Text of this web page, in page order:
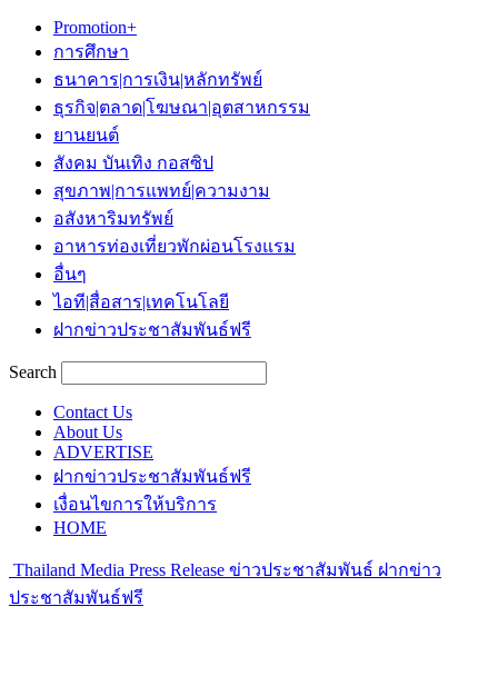
Promotion+
การศึกษา
ธนาคาร|การเงิน|หลักทรัพย์
ธุรกิจ|ตลาด|โฆษณา|อุตสาหกรรม
ยานยนต์
สังคม บันเทิง กอสซิป
สุขภาพ|การแพทย์|ความงาม
อสังหาริมทรัพย์
อาหารท่องเที่ยวพักผ่อนโรงแรม
อื่นๆ
ไอที|สื่อสาร|เทคโนโลยี
ฝากข่าวประชาสัมพันธ์ฟรี
Search
Contact Us
About Us
ADVERTISE
ฝากข่าวประชาสัมพันธ์ฟรี
เงื่อนไขการให้บริการ
HOME
Thailand Media Press Release ข่าวประชาสัมพันธ์ ฝากข่าว
ประชาสัมพันธ์ฟรี